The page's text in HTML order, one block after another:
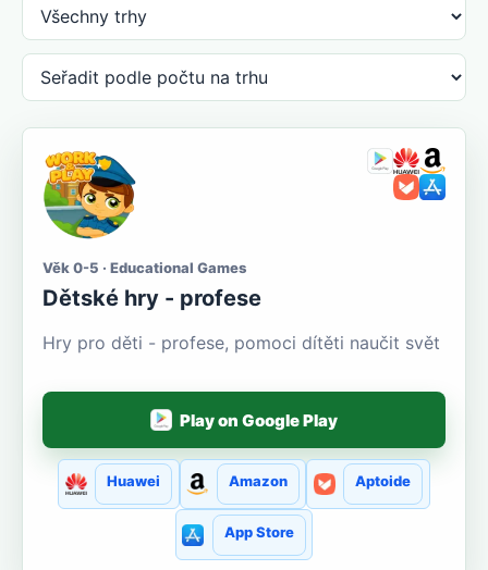
Věk 0-5 · Educational Games
Dětské hry - profese
Hry pro děti - profese, pomoci dítěti naučit svět
Play on Google Play
Huawei Amazon Aptoide
App Store